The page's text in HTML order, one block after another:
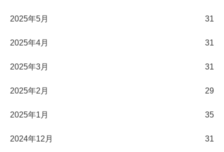
2025年5月 31
2025年4月 31
2025年3月 31
2025年2月 29
2025年1月 35
2024年12月 31